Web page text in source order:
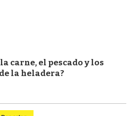
carne, el pescado y los
la heladera?